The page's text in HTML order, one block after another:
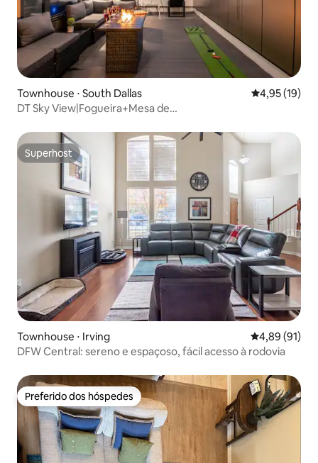
Townhouse ⋅ South Dallas 4,95 de uma
4,95 (19)
DT Sky View|Fogueira+Mesa de
Superhost
Superhost
Townhouse ⋅ Irving 4,89 de uma
4,89 (91)
DFW Central: sereno e espaçoso, fácil acesso à rodovia
Preferido dos hóspedes
Preferido dos hóspedes